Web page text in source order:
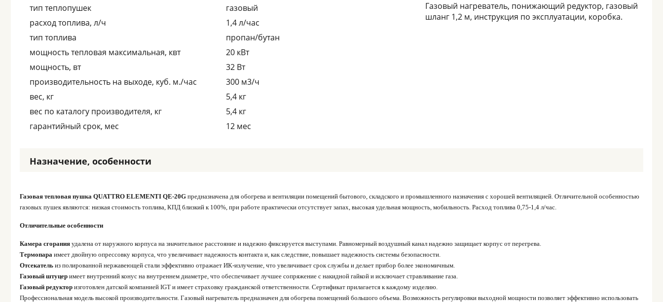
тип теплопушек
газовый
расход топлива, л/ч
1,4 л/час
тип топлива
пропан/бутан
мощность тепловая максимальная, квт
20 кВт
мощность, вт
32 Вт
производительность на выходе, куб. м./час
300 м3/ч
вес, кг
5,4 кг
вес по каталогу производителя, кг
5,4 кг
гарантийный срок, мес
12 мес
Газовый нагреватель, понижающий редуктор, газовый
шланг 1,2 м, инструкция по эксплуатации, коробка.
Назначение, особенности
Газовая тепловая пушка QUATTRO ELEMENTI QE-20G предназначена для обогрева и вентиляции помещений бытового, складского и промышленного назначения с хорошей вентиляцией. Отличительной особенностью
газовых пушек являются: низкая стоимость топлива, КПД близкий к 100%, при работе практически отсутствует запах, высокая удельная мощность, мобильность. Расход топлива 0,75-1,4 л/час.
Отличительные особенности
Камера сгорания удалена от наружного корпуса на значительное расстояние и надежно фиксируется выступами. Равномерный воздушный канал надежно защищает корпус от перегрева.
Термопара имеет двойную опрессовку корпуса, что увеличивает надежность контакта и, как следствие, повышает надежность системы безопасности.
Отсекатель из полированной нержавеющей стали эффективно отражает ИК-излучение, что увеличивает срок службы и делает прибор более экономичным.
Газовый штуцер имеет внутренний конус на внутреннем диаметре, что обеспечивает лучшее сопряжение с накидной гайкой и исключает стравливание газа.
Газовый редуктор изготовлен датской компанией IGT и имеет страховку гражданской ответственности. Сертификат прилагается к каждому изделию.
Профессиональная модель высокой производительности. Газовый нагреватель предназначен для обогрева помещений большого объема. Возможность регулировки выходной мощности позволяет эффективно использовать